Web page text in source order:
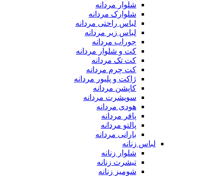
شلوار مردانه
شلوارک مردانه
لباس راحتی مردانه
لباس زیر مردانه
جوراب مردانه
کت و شلوار مردانه
کت تک مردانه
کت چرم مردانه
ژاکت و پلیور مردانه
کاپشن مردانه
سویشرت مردانه
هودی مردانه
پافر مردانه
پالتو مردانه
بارانی مردانه
لباس زنانه
شلوار زنانه
تیشرت زنانه
شومیز زنانه